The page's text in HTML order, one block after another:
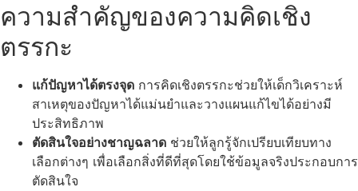
ความสำคัญของความคิดเชิง
ตรรกะ
แก้ปัญหาได้ตรงจุด การคิดเชิงตรรกะช่วยให้เด็กวิเคราะห์
สาเหตุของปัญหาได้แม่นยำและวางแผนแก้ไขได้อย่างมี
ประสิทธิภาพ
ตัดสินใจอย่างชาญฉลาด ช่วยให้ลูกรู้จักเปรียบเทียบทาง
เลือกต่างๆ เพื่อเลือกสิ่งที่ดีที่สุดโดยใช้ข้อมูลจริงประกอบการ
ตัดสินใจ